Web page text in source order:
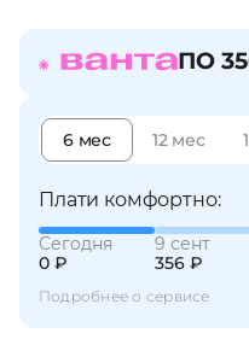
ПО
6 мес 12 мес
Плати комфортно:
Сегодня
0 ₽
9 сент
356 ₽
Подробнее о сервисе
недели